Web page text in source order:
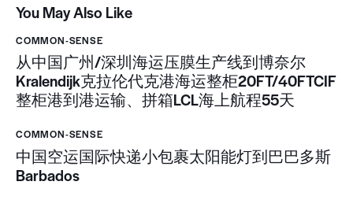
You May Also Like
COMMON-SENSE
从中国广州/深圳海运压膜生产线到博奈尔
Kralendijk克拉伦代克港海运整柜20FT/40FTCIF
整柜港到港运输、拼箱LCL海上航程55天
COMMON-SENSE
中国空运国际快递小包裹太阳能灯到巴巴多斯
Barbados